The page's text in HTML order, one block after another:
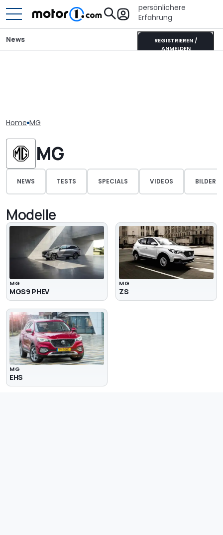
persönlichere
Erfahrung
REGISTRIEREN /
ANMELDEN
News
Home MG
MG
NEWS TESTS SPECIALS VIDEOS BILDER
Modelle
MG
MGS9 PHEV
MG
ZS
MG
EHS